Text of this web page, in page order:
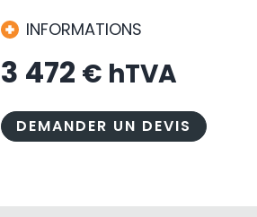
INFORMATIONS
3 472 € hTVA
DEMANDER UN DEVIS